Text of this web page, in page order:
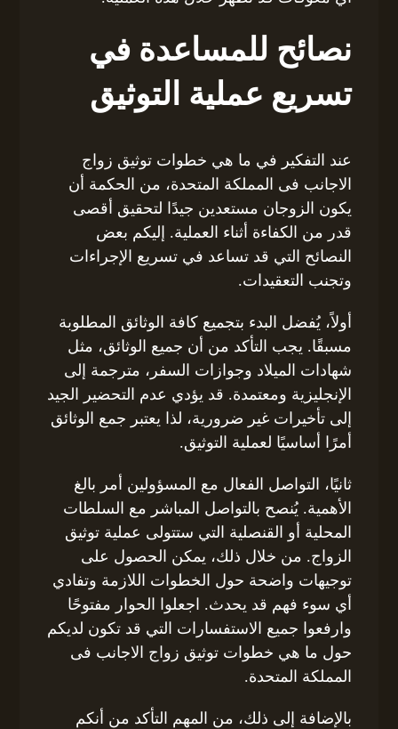
نصائح للمساعدة في
تسريع عملية التوثيق
عند التفكير في ما هي خطوات توثيق زواج
الاجانب فى المملكة المتحدة، من الحكمة أن
يكون الزوجان مستعدين جيدًا لتحقيق أقصى
قدر من الكفاءة أثناء العملية. إليكم بعض
النصائح التي قد تساعد في تسريع الإجراءات
وتجنب التعقيدات.
أولاً، يُفضل البدء بتجميع كافة الوثائق المطلوبة
مسبقًا. يجب التأكد من أن جميع الوثائق، مثل
شهادات الميلاد وجوازات السفر، مترجمة إلى
الإنجليزية ومعتمدة. قد يؤدي عدم التحضير الجيد
إلى تأخيرات غير ضرورية، لذا يعتبر جمع الوثائق
أمرًا أساسيًا لعملية التوثيق.
ثانيًا، التواصل الفعال مع المسؤولين أمر بالغ
الأهمية. يُنصح بالتواصل المباشر مع السلطات
المحلية أو القنصلية التي ستتولى عملية توثيق
الزواج. من خلال ذلك، يمكن الحصول على
توجيهات واضحة حول الخطوات اللازمة وتفادي
أي سوء فهم قد يحدث. اجعلوا الحوار مفتوحًا
وارفعوا جميع الاستفسارات التي قد تكون لديكم
حول ما هي خطوات توثيق زواج الاجانب فى
المملكة المتحدة.
بالإضافة إلى ذلك، من المهم التأكد من أنكم